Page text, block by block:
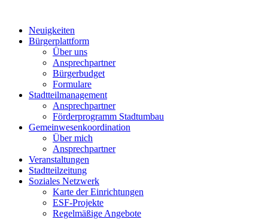
Neuigkeiten
Bürgerplattform
Über uns
Ansprechpartner
Bürgerbudget
Formulare
Stadtteilmanagement
Ansprechpartner
Förderprogramm Stadtumbau
Gemeinwesenkoordination
Über mich
Ansprechpartner
Veranstaltungen
Stadtteilzeitung
Soziales Netzwerk
Karte der Einrichtungen
ESF-Projekte
Regelmäßige Angebote